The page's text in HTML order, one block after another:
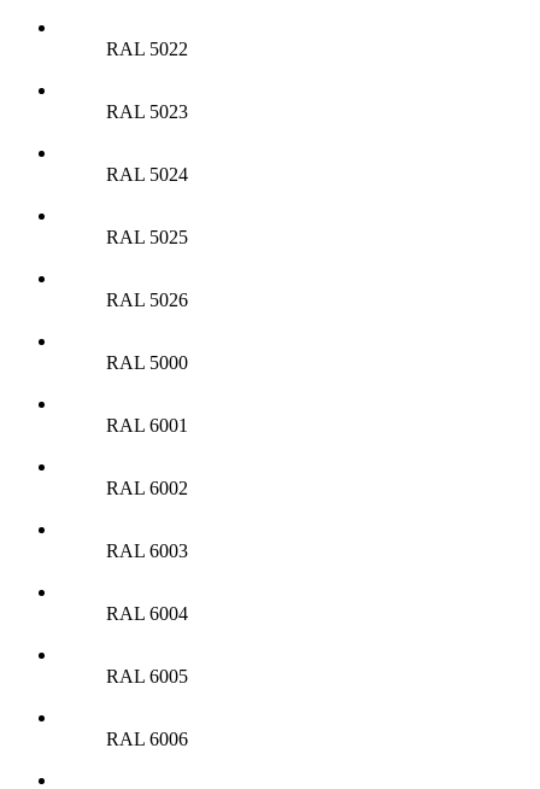
RAL 5022
RAL 5023
RAL 5024
RAL 5025
RAL 5026
RAL 5000
RAL 6001
RAL 6002
RAL 6003
RAL 6004
RAL 6005
RAL 6006